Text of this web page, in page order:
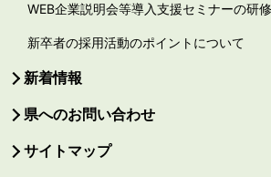
WEB企業説明会等導入支援セミナーの研
新卒者の採用活動のポイントについて
新着情報
県へのお問い合わせ
サイトマップ